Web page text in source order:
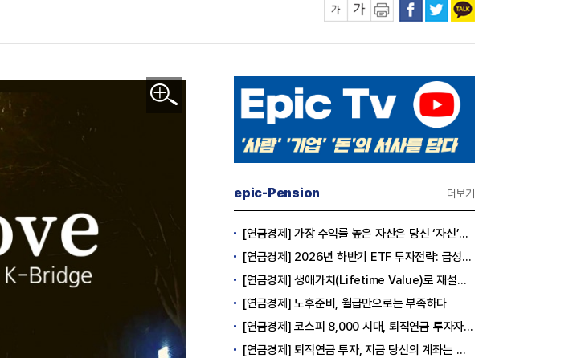
이미지 확대보기
epic-Pension 더보기
[연금경제] 가장 수익률 높은 자산은 당신 ‘자신’이다
[연금경제] 2026년 하반기 ETF 투자전략: 급성장의 상반기를 접고, 이제 '실적'이 가르는 하반기를 맞다
[연금경제] 생애가치(Lifetime Value)로 재설계하는 은퇴 후 안정적 생활보장과 평생소득 전략
[연금경제] 노후준비, 월급만으로는 부족하다
[연금경제] 코스피 8,000 시대, 퇴직연금 투자자는 왜 지금 FOMO를 경계해야 하는가
[연금경제] 퇴직연금 투자, 지금 당신의 계좌는 어느 편인가?